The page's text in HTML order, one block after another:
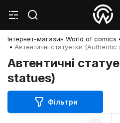
Інтернет-магазин World of comics
Автентичні статуетки (Authentic
Автентичні
statues)
Фільтри